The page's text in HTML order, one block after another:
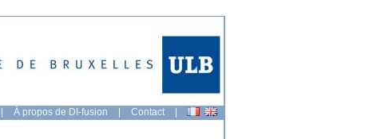
| À propos de DI-fusion | Contact |